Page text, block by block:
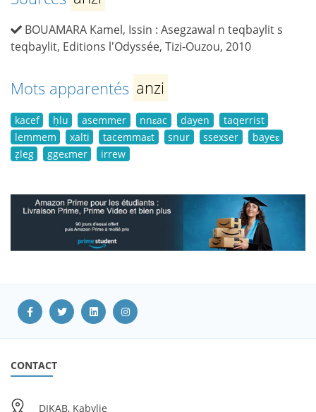
BOUAMARA Kamel, Issin : Asegzawal n teqbaylit s
teqbaylit, Editions l'Odyssée, Tizi-Ouzou, 2010
Mots apparentés anzi
kacef ḥlu asemmer nnɛac dayen
taqerrist
lemmem
xalti tacemmaɛt snur ssexser
bayeɛ
ẓleg
ggeɛmer irrew
CONTACT
DIKAB, Kabylie